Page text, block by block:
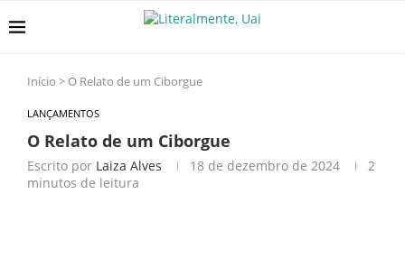
Início > O Relato de um Ciborgue
LANÇAMENTOS
O Relato de um Ciborgue
Escrito por Laiza Alves 18 de dezembro de 2024
2
minutos de leitura